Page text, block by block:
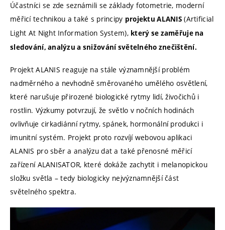
Účastníci se zde seznámili se základy fotometrie, moderní
měřicí technikou a také s principy projektu ALANIS (Artificial
Light At Night Information System), který se zaměřuje na
sledování, analýzu a snižování světelného znečištění.
Projekt ALANIS reaguje na stále významnější problém
nadměrného a nevhodně směrovaného umělého osvětlení,
které narušuje přirozené biologické rytmy lidí, živočichů i
rostlin. Výzkumy potvrzují, že světlo v nočních hodinách
ovlivňuje cirkadiánní rytmy, spánek, hormonální produkci i
imunitní systém. Projekt proto rozvíjí webovou aplikaci
ALANIS pro sběr a analýzu dat a také přenosné měřicí
zařízení ALANISATOR, které dokáže zachytit i melanopickou
složku světla – tedy biologicky nejvýznamnější část
světelného spektra.